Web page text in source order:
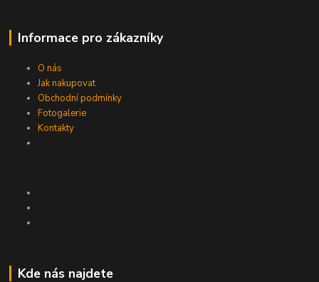
Informace pro zákazníky
O nás
Jak nakupovat
Obchodní podmínky
Fotogalerie
Kontakty
Kde nás najdete